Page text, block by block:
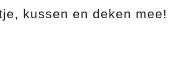
kussen en deken mee!